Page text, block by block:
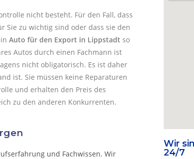
nicht besteht. Für den Fall, dass
Sie zu wichtig sind oder dass sie den
Auto für den Export in Lippstadt so
Autos durch einen Fachmann ist
nicht obligatorisch. Es ist daher
ist. Sie müssen keine Reparaturen
und erhalten den Preis des
zu den anderen Konkurrenten.
und Fachwissen. Wir
Wir
24/7